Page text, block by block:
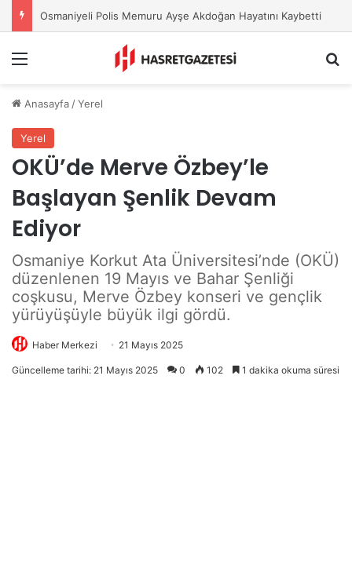
Osmaniye Belediyesi’nden Sahte Aramalara Kritik Uyarı
Anasayfa /Yerel
Yerel
OKÜ’de Merve Özbey’le
Başlayan Şenlik Devam
Ediyor
Osmaniye Korkut Ata Üniversitesi’nde (OKÜ)
düzenlenen 19 Mayıs ve Bahar Şenliği
coşkusu, Merve Özbey konseri ve gençlik
yürüyüşüyle büyük ilgi gördü.
Haber Merkezi 21 Mayıs 2025
Güncelleme tarihi: 21 Mayıs 2025 0 102 1 dakika okuma süresi